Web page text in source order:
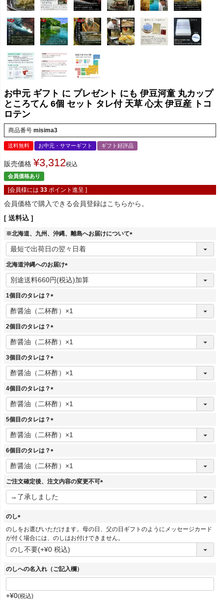
お中元 ギフト に プレゼント にも 伊豆河童 丸カップ
ところてん 6個 セット タレ付 天草 心太 伊豆産 トコ
ロテン
商品番号 misima3
送料無料 お中元・サマーギフト ギフト好評品
販売価格 ¥3,312税込
会員価格あり
[会員様には 33 ポイント進呈 ]
会員価格で購入できる会員登録はこちらから。
送料込
※北海道、九州、沖縄、離島へお届けについて
(
北海道沖縄へのお届け
(
必
1個目のタレは？
(
必
須
2個目のタレは？
(
必
須
3個目のタレは？
(
必
須
4個目のタレは？
(
必
須
5個目のタレは？
(
必
須
6個目のタレは？
(
必
須
ご注文確定後、注文内容の変更不可
(
のし
(
必
須
)
のしをお選びいただけます。母の日、父の日ギフトのようにメッセージカード
が付く場合には、のしはお付けできません。
のしへの名入れ（ご記入欄）
+¥0 税込